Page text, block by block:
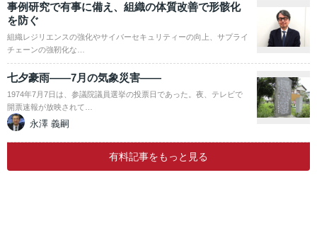
事例研究で有事に備え、組織の体質改善で形骸化
を防ぐ
組織レジリエンスの強化やサイバーセキュリティーの向上、サプライ
チェーンの強靭化な…
七夕豪雨――7月の気象災害――
1974年7月7日は、参議院議員選挙の投票日であった。夜、テレビで
開票速報が放映されて…
永澤 義嗣
有料記事をもっと見る